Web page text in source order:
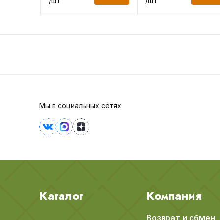
Мы в социальных сетях
Каталог Компания
Возврат и обмен